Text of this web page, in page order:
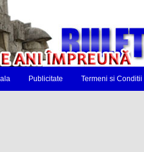
Publicitate Termeni si Conditii